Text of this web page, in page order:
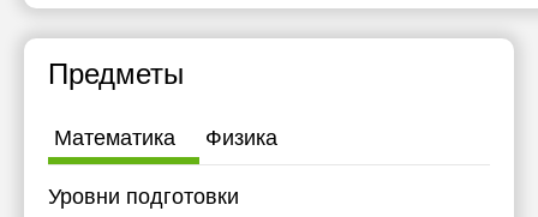
Предметы
Математика Физика
Уровни подготовки
14:30
15:30
16:00